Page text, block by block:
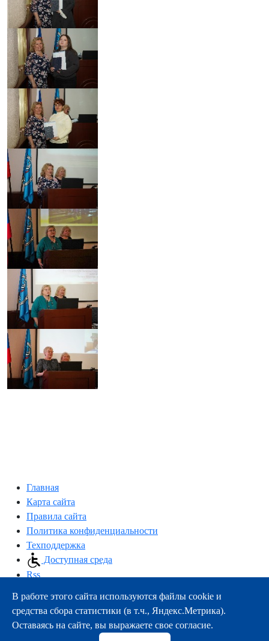
Главная
Карта сайта
Правила сайта
Политика конфиденциальности
Техподдержка
Доступная среда
Rss
163000, г.Архангельск, пр-т Троицкий, 51
тел.:+7 (8182) 21-11-63
e-mail:info@nsmu.ru
В работе этого сайта используются файлы cookie и
средства сбора статистики (в т.ч., Яндекс.Метрика).
Оставаясь на сайте, вы выражаете свое согласие.